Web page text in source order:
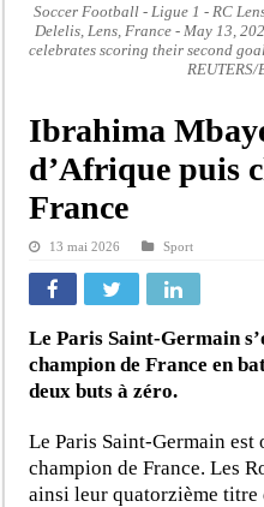
Soccer Football - Ligue 1 - RC
Delelis, Lens, France - May 13,
celebrates scoring their second
REUTERS/
Ibrahima
d’Afrique puis
France
13 mai 2026 Sport
Le Paris Saint-Germain
champion de France en
deux buts à zéro.
Le Paris Saint-Germain
champion de France. Les
ainsi leur quatorzième